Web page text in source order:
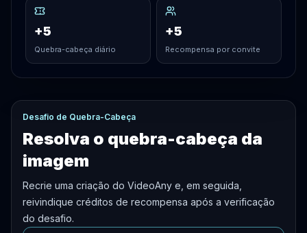
+5
Quebra-cabeça diário
+5
Recompensa por convite
Desafio de Quebra-Cabeça
Resolva o quebra-cabeça da
imagem
Recrie uma criação do VideoAny e, em seguida,
reivindique créditos de recompensa após a verificação
do desafio.